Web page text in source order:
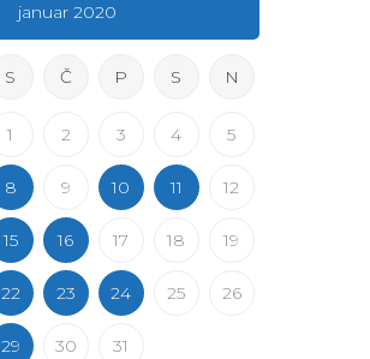
januar 2020
S Č P S N
1 2 3 4 5
8 9 10 11 12
15 16 17 18 19
22 23 24 25 26
29 30 31